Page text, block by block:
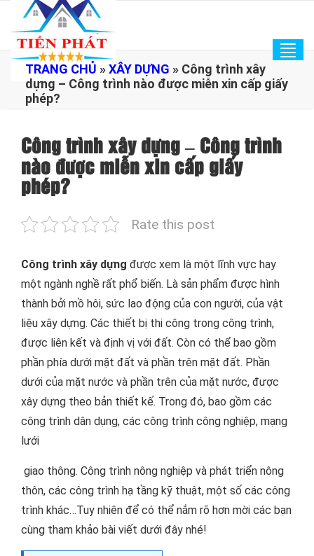
TRANG CHỦ »XÂY DỰNG » Công trình xây
dựng – Công trình nào được miễn xin cấp giấy
phép?
Công trình xây dựng – Công trình
nào được miễn xin cấp giấy
phép?
Rate this post
Công trình xây dựng được xem là một lĩnh vực hay
một ngành nghề rất phổ biến. Là sản phẩm được hình
thành bởi mồ hôi, sức lao động của con người, của vật
liệu xây dựng. Các thiết bị thi công trong công trình,
được liên kết và định vị với đất. Còn có thể bao gồm
phần phía dưới mặt đất và phần trên mặt đất. Phần
dưới của mặt nước và phần trên của mặt nước, được
xây dựng theo bản thiết kế. Trong đó, bao gồm các
công trình dân dụng, các công trình công nghiệp, mạng
lưới
giao thông. Công trình nông nghiệp và phát triển nông
thôn, các công trình hạ tầng kỹ thuật, một số các công
trình khác…Tuy nhiên để có thể nắm rõ hơn mời các bạn
cùng tham khảo bài viết dưới đây nhé!